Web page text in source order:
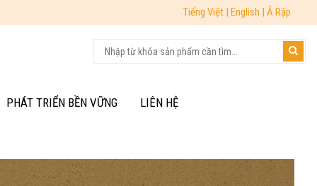
Tiếng Việt | English | Ả Rập
PHÁT TRIỂN BỀN VỮNG LIÊN HỆ